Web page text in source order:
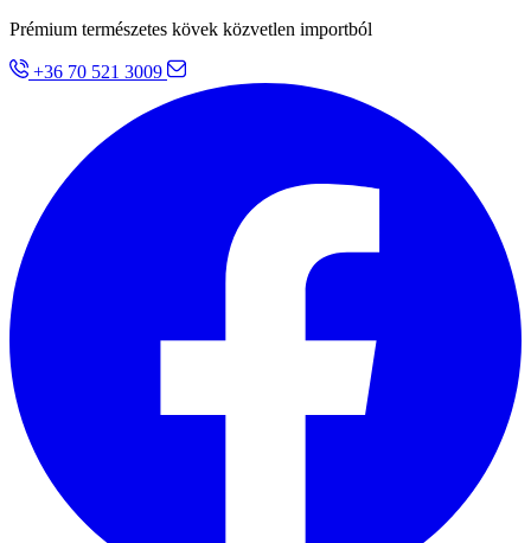
Prémium természetes kövek közvetlen importból
+36 70 521 3009